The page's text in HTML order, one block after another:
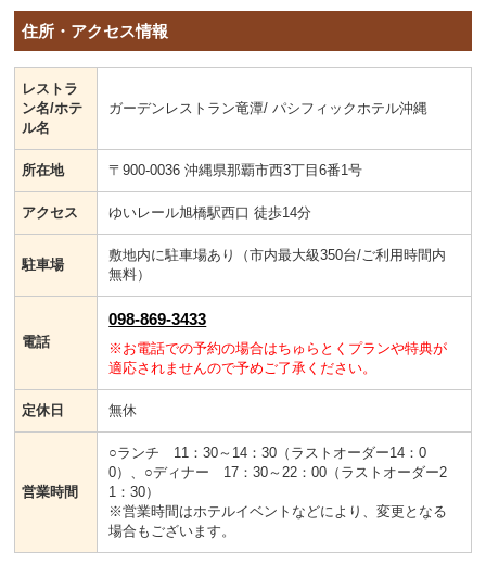
住所・アクセス情報
レストラ
ン名/ホテ
ル名
ガーデンレストラン竜潭/ パシフィックホテル沖縄
所在地 〒900-0036 沖縄県那覇市西3丁目6番1号
アクセス ゆいレール旭橋駅西口 徒歩14分
駐車場
敷地内に駐車場あり（市内最大級350台/ご利用時間内
無料）
電話
098-869-3433
※お電話での予約の場合はちゅらとくプランや特典が
適応されませんので予めご了承ください。
定休日 無休
営業時間
○ランチ 11：30～14：30（ラストオーダー14：0
0）、○ディナー 17：30～22：00（ラストオーダー2
1：30）
※営業時間はホテルイベントなどにより、変更となる
場合もございます。